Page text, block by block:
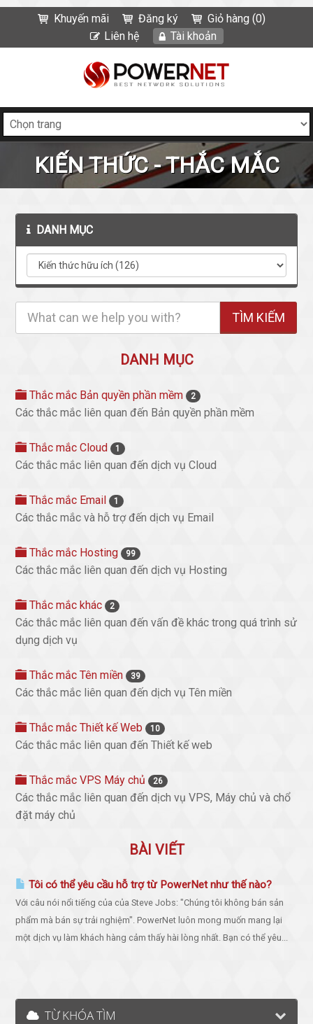
Khuyến mãi Đăng ký
Giỏ hàng (0)
Liên hệ
Tài khoản
KIẾN THỨC - THẮC MẮC
DANH MỤC
DANH MỤC
Thắc mắc Bản quyền phần mềm 2
Các thắc mắc liên quan đến Bản quyền phần mềm
Thắc mắc Cloud 1
Các thắc mắc liên quan đến dịch vụ Cloud
Thắc mắc Email 1
Các thắc mắc và hỗ trợ đến dịch vụ Email
Thắc mắc Hosting 99
Các thắc mắc liên quan đến dịch vụ Hosting
Thắc mắc khác 2
Các thắc mắc liên quan đến vấn đề khác trong quá trình sử
dụng dịch vụ
Thắc mắc Tên miền 39
Các thắc mắc liên quan đến dịch vụ Tên miền
Thắc mắc Thiết kế Web 10
Các thắc mắc liên quan đến Thiết kế web
Thắc mắc VPS Máy chủ 26
Các thắc mắc liên quan đến dịch vụ VPS, Máy chủ và chổ
đặt máy chủ
BÀI VIẾT
Tôi có thể yêu cầu hỗ trợ từ PowerNet như thế nào?
Với câu nói nổi tiếng của của Steve Jobs: "Chúng tôi không bán sản
phẩm mà bán sự trải nghiệm". PowerNet luôn mong muốn mang lại
một dịch vụ làm khách hàng cảm thấy hài lòng nhất. Bạn có thể yêu...
TỪ KHÓA TÌM